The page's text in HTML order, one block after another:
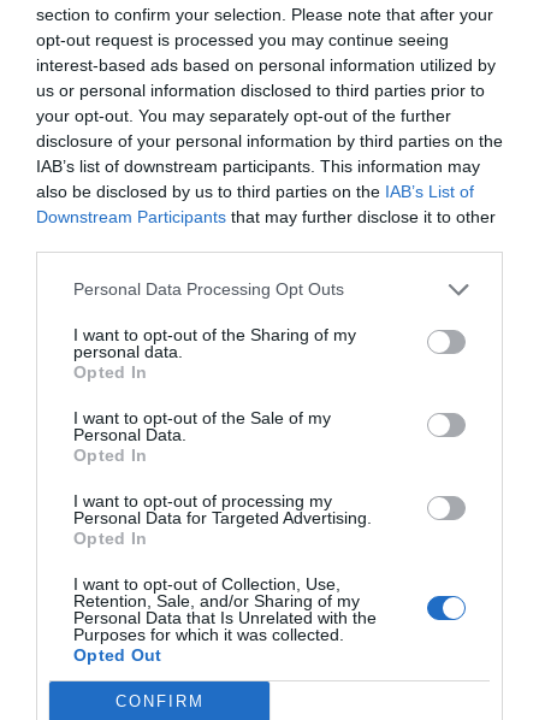
section to confirm your selection. Please note that after your
opt-out request is processed you may continue seeing
interest-based ads based on personal information utilized by
us or personal information disclosed to third parties prior to
your opt-out. You may separately opt-out of the further
disclosure of your personal information by third parties on the
IAB’s list of downstream participants. This information may
also be disclosed by us to third parties on the IAB’s List of
Downstream Participants that may further disclose it to other
Personal Data Processing Opt Outs
I want to opt-out of the Sharing of my
personal data.
Opted In
I want to opt-out of the Sale of my
Personal Data.
Opted In
I want to opt-out of processing my
Personal Data for Targeted Advertising.
Opted In
I want to opt-out of Collection, Use,
Retention, Sale, and/or Sharing of my
Personal Data that Is Unrelated with the
Purposes for which it was collected.
Opted Out
CONFIRM
Se habla mucho de lacrisis de los medios y del
periodismo. Las cabeceras son atacadas constantemente
desde el poder cuando dichas publicaciones son capaces
de, desdela razón sin miedo, remover los cimientos
carcomidos de aluminosis. El periodismo, como la
sociedad, estáamenazado por el podery sólo desde el
inconformismo ético se puede alcanzar el lugar de donde
nunca se bajó. No se trata decontar un hecho o publicar
una noticia como el poder quiere o le conviene
. No se
emboscarse cuando hay que saltar la trinchera. El
periodismo, el de raza, el de verdad, se cimienta en el
respeto a la valentía de quien sabe que tiene la verdad
de su lado. Con la coherencia, la verdad, la ética y con el
saber y conocer, no hay que temer a nada ni a nadie.
El prestigioso profesor de laNew York University's
Stephens, ha defendido que, en el siglo XXI,
el
periodismo, o es analítico o dejará de ser periodismo
Diario Sabemos.com
Domínguez Moreno nos ha dejado y nos deja claro cada